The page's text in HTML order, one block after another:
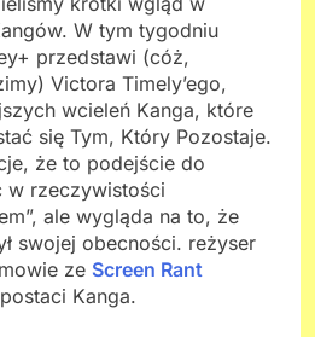
W tym tygodniu
przedstawi (cóż,
Victora Timely’ego,
wcieleń Kanga, które
się Tym, Który Pozostaje.
że to podejście do
w rzeczywistości
ale wygląda na to, że
swojej obecności. reżyser
ze Screen Rant
Kanga.